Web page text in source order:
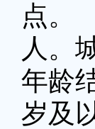
点。
人。
年龄
岁及